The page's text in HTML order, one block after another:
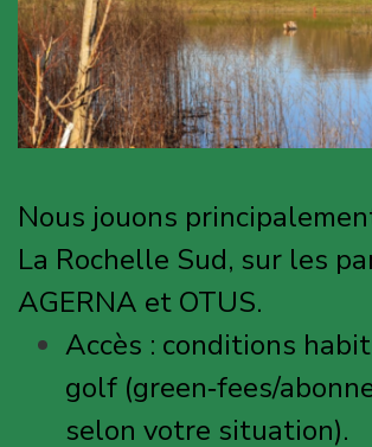
Nous jouons
La Rochelle Sud, sur les
AGERNA et OTUS.
Accès : conditions
golf (green‑fees/
selon votre situation).